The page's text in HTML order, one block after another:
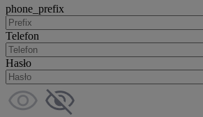
phone_prefix
Telefon
Hasło